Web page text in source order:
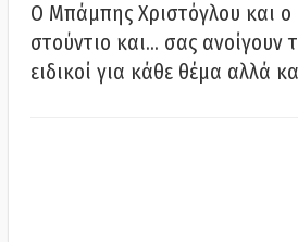
O Μπάμπης Χριστόγλου και
στούντιο και… σας ανοίγουν
ειδικοί για κάθε θέμα αλλά